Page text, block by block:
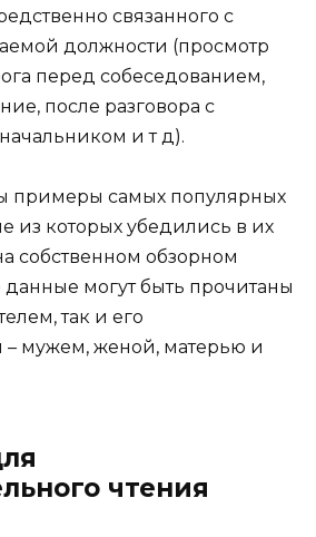
связанного с
должности (просмотр
перед собеседованием,
после разговора с
и т д).
примеры самых популярных
из которых убедились в их
собственном обзорном
данные могут быть прочитаны
так и его
– мужем, женой, матерью и
чтения